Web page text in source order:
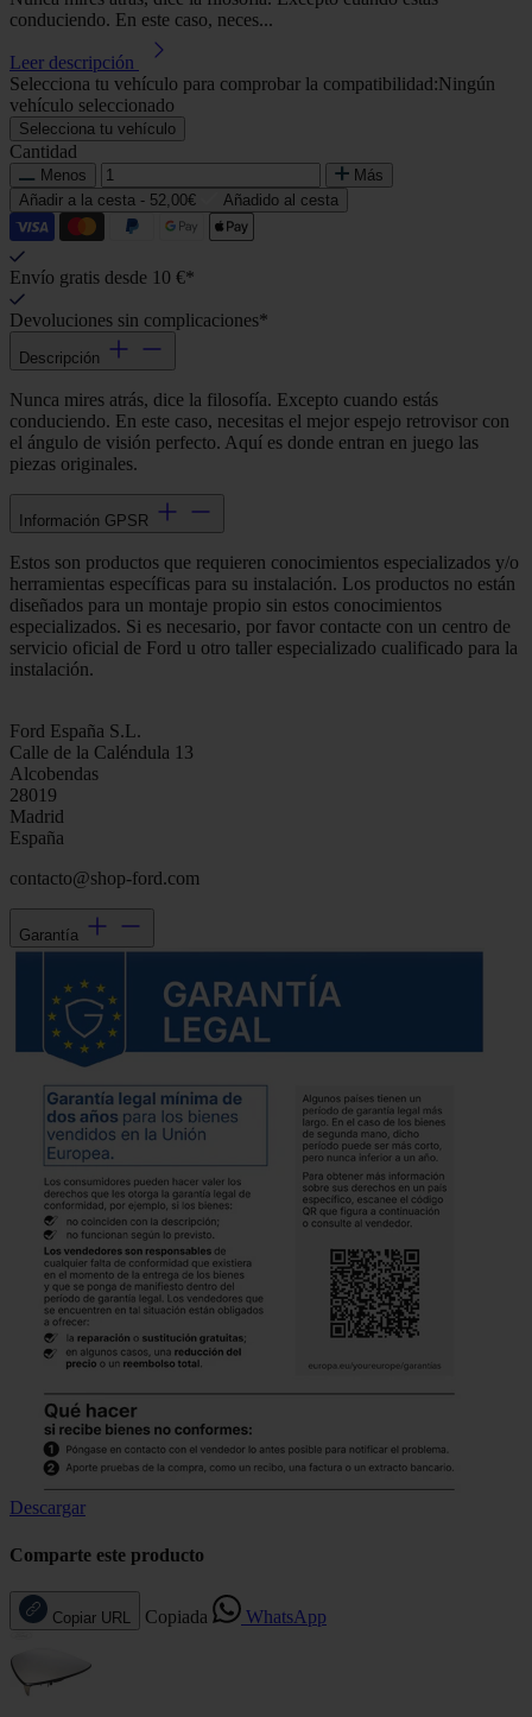
conduciendo. En este caso, neces...
Leer descripción
Selecciona tu vehículo para comprobar la compatibilidad:Ningún
vehículo seleccionado
Selecciona tu vehículo
Cantidad
Menos
Más
Añadir a la cesta - 52,00€ Añadido al cesta
Envío gratis desde 10 €*
Devoluciones sin complicaciones*
Descripción
Nunca mires atrás, dice la filosofía. Excepto cuando estás
conduciendo. En este caso, necesitas el mejor espejo retrovisor con
el ángulo de visión perfecto. Aquí es donde entran en juego las
piezas originales.
Información GPSR
Estos son productos que requieren conocimientos especializados y/o
herramientas específicas para su instalación. Los productos no están
diseñados para un montaje propio sin estos conocimientos
especializados. Si es necesario, por favor contacte con un centro de
servicio oficial de Ford u otro taller especializado cualificado para la
instalación.
Ford España S.L.
Calle de la Caléndula 13
Alcobendas
28019
Madrid
España
contacto@shop-ford.com
Garantía
Descargar
Comparte este producto
Copiar URL Copiada WhatsApp